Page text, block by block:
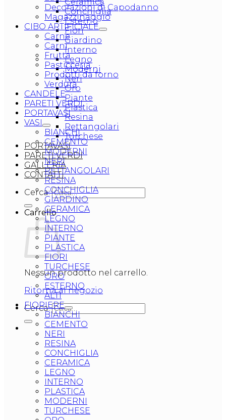
Conchiglia
Esterno
Fiori
Giardino
Interno
Legno
Moderni
Neri
Oro
Piante
Plastica
Resina
Rettangolari
Turchese
PORTAVASI
PARETI VERDI
GALLERIA
CONTATTI
Cerca:
Carrello
Nessun prodotto nel carrello.
Ritorna al negozio
Cerca:
Decorazioni di Capodanno
Magazzinaggio
CIBO ARTIFICIALE
Carne
Carni
Frutta
Pasticceria
Prodotti da forno
Verdura
CANDELE
PARETI VERDI
PORTAVASI
VASI
BIANCHI
CEMENTO
MODERNI
NERI
RETTANGOLARI
RESINA
CONCHIGLIA
GIARDINO
CERAMICA
LEGNO
INTERNO
PIANTE
PLASTICA
FIORI
TURCHESE
ORO
ESTERNO
ALTI
FIORIERE
BIANCHI
CEMENTO
NERI
RESINA
CONCHIGLIA
CERAMICA
LEGNO
INTERNO
PLASTICA
MODERNI
TURCHESE